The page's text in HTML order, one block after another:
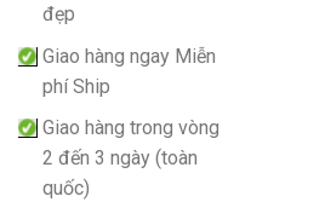
đẹp
Giao hàng ngay Miễn
phí Ship
Giao hàng trong vòng
2 đến 3 ngày (toàn
quốc)